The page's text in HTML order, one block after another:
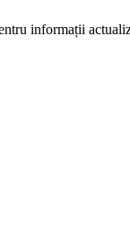
informații